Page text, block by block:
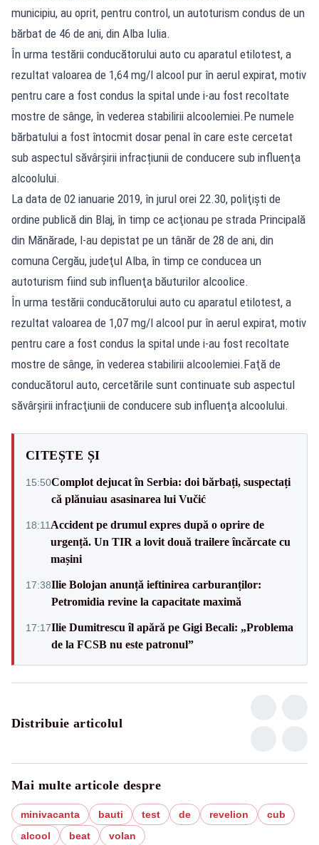
municipiu, au oprit, pentru control, un autoturism condus de un
bărbat de 46 de ani, din Alba Iulia.
În urma testării conducătorului auto cu aparatul etilotest, a
rezultat valoarea de 1,64 mg/l alcool pur în aerul expirat, motiv
pentru care a fost condus la spital unde i-au fost recoltate
mostre de sânge, în vederea stabilirii alcoolemiei.Pe numele
bărbatului a fost întocmit dosar penal în care este cercetat
sub aspectul săvârşirii infracțiunii de conducere sub influenţa
alcoolului.
La data de 02 ianuarie 2019, în jurul orei 22.30, poliţişti de
ordine publică din Blaj, în timp ce acţionau pe strada Principală
din Mănărade, l-au depistat pe un tânăr de 28 de ani, din
comuna Cergău, judeţul Alba, în timp ce conducea un
autoturism fiind sub influenţa băuturilor alcoolice.
În urma testării conducătorului auto cu aparatul etilotest, a
rezultat valoarea de 1,07 mg/l alcool pur în aerul expirat, motiv
pentru care a fost condus la spital unde i-au fost recoltate
mostre de sânge, în vederea stabilirii alcoolemiei.Faţă de
conducătorul auto, cercetările sunt continuate sub aspectul
săvârşirii infracţiunii de conducere sub influenţa alcoolului.
CITEȘTE ȘI
15:50Complot dejucat în Serbia: doi bărbați, suspectați
că plănuiau asasinarea lui Vučić
18:11 Accident pe drumul expres după o oprire de
urgență. Un TIR a lovit două trailere încărcate cu
mașini
17:38Ilie Bolojan anunță ieftinirea carburanților:
Petromidia revine la capacitate maximă
17:17Ilie Dumitrescu îl apără pe Gigi Becali: „Problema
de la FCSB nu este patronul”
Distribuie articolul
Mai multe articole despre
minivacanta bauti test de revelion
cub
alcool
beat volan